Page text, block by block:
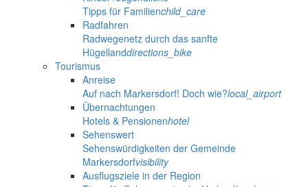
Tipps für Familienchild_care
Radfahren
Radwegenetz durch das sanfte
Hügellanddirections_bike
Tourismus
Anreise
Auf nach Markersdorf! Doch wie?local_airport
Übernachtungen
Hotels & Pensionenhotel
Sehenswert
Sehenswürdigkeiten der Gemeinde
Markersdorfvisibility
Ausflugsziele in der Region